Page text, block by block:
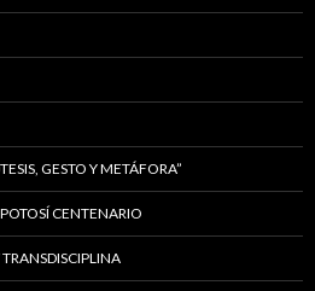
GESTO Y METÁFORA”
CENTENARIO